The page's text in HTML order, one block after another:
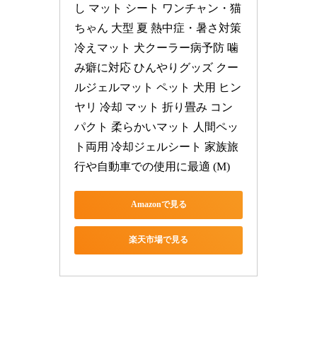
し マット シート ワンチャン・猫
ちゃん 大型 夏 熱中症・暑さ対策
冷えマット 犬クーラー病予防 噛
み癖に対応 ひんやりグッズ クー
ルジェルマット ペット 犬用 ヒン
ヤリ 冷却 マット 折り畳み コン
パクト 柔らかいマット 人間ペッ
ト両用 冷却ジェルシート 家族旅
行や自動車での使用に最適 (M)
Amazonで見る
楽天市場で見る